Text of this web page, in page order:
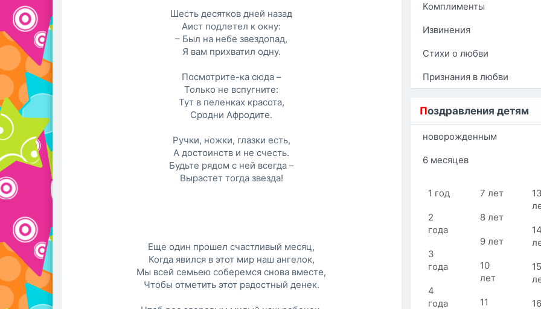
Шесть десятков дней назад
Аист подлетел к окну:
– Был на небе звездопад,
Я вам прихватил одну.
Посмотрите-ка сюда –
Только не вспугните:
Тут в пеленках красота,
Сродни Афродите.
Ручки, ножки, глазки есть,
А достоинств и не счесть.
Будьте рядом с ней всегда –
Вырастет тогда звезда!
Еще один прошел счастливый месяц,
Когда явился в этот мир наш ангелок,
Мы всей семьею соберемся снова вместе,
Чтобы отметить этот радостный денек.
Комплименты
Извинения
Стихи о любви
Признания в любви
Поздравления детям
новорожденным
6 месяцев
1 год
2
года
3
года
4
года
7 лет
8 лет
9 лет
10
лет
11
13
14
15
16